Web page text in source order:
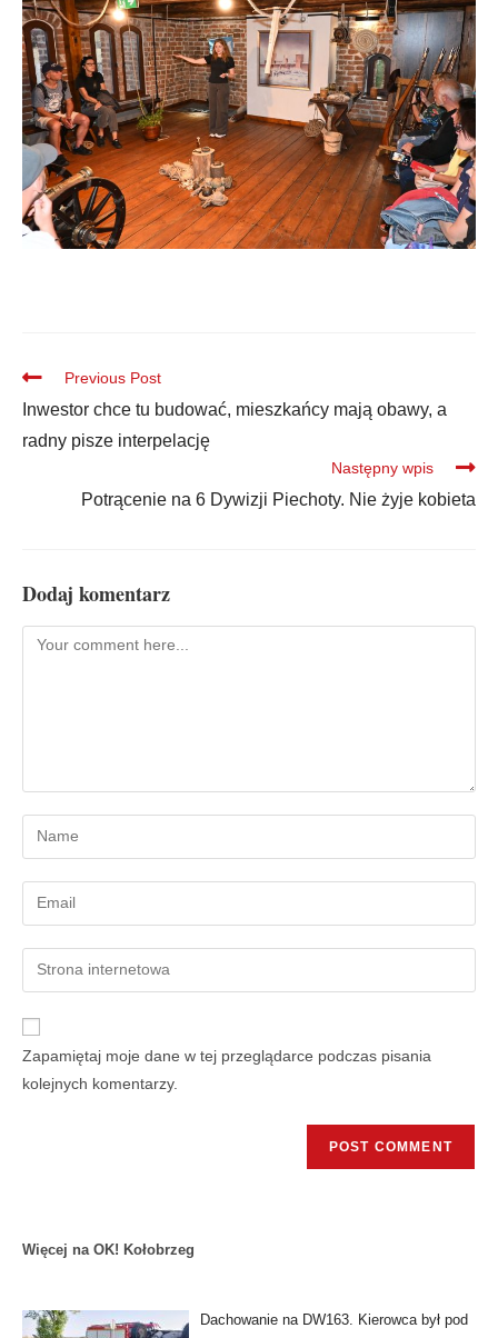
Previous Post
Inwestor chce tu budować, mieszkańcy mają obawy, a
radny pisze interpelację
Następny wpis
Potrącenie na 6 Dywizji Piechoty. Nie żyje kobieta
Dodaj komentarz
Zapamiętaj moje dane w tej przeglądarce podczas pisania
kolejnych komentarzy.
Więcej na OK! Kołobrzeg
Dachowanie na DW163. Kierowca był pod